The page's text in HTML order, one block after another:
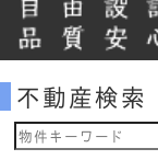
不動産検索